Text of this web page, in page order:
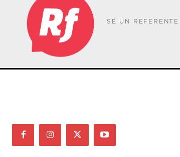
SÉ UN REFERENTE